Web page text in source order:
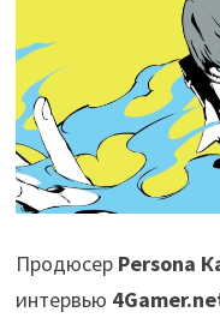
Продюсер Persona
интервью